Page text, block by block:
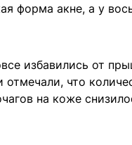
форма акне, а у
избавились от
что
на коже